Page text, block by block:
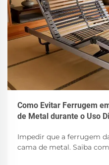
Como Evitar Ferrugem
de Metal durante o Uso
Impedir que a ferrugem
cama de metal. Saiba